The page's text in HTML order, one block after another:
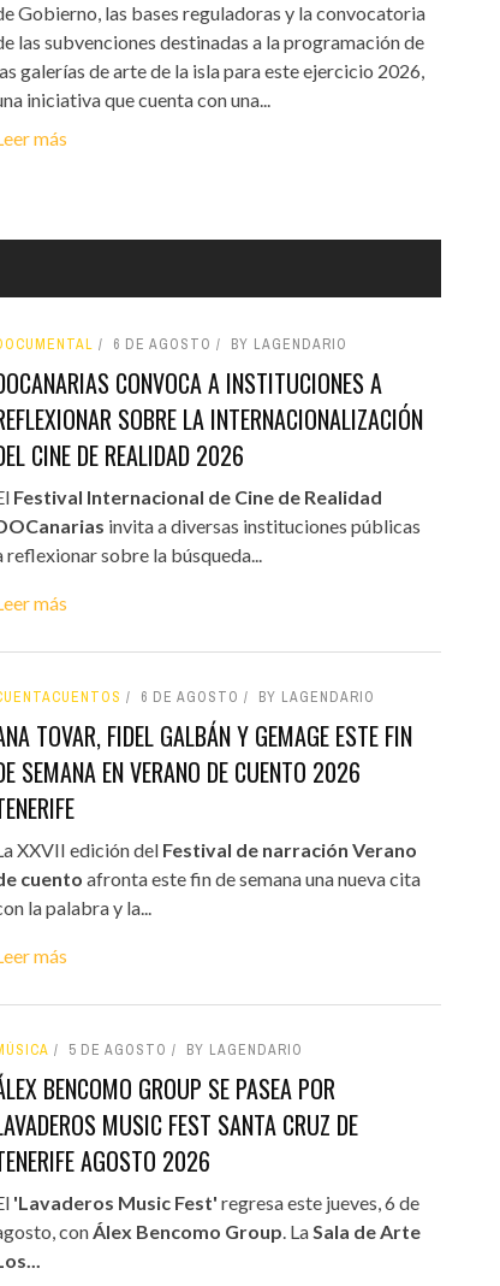
Gobierno, las bases reguladoras y la convocatoria
las subvenciones destinadas a la programación de
galerías de arte de la isla para este ejercicio 2026,
iniciativa que cuenta con una...
más
6 DE AGOSTO BY LAGENDARIO
CONVOCA A INSTITUCIONES A
SOBRE LA INTERNACIONALIZACIÓN
CINE DE REALIDAD 2026
Festival Internacional de Cine de Realidad
invita a diversas instituciones públicas
reflexionar sobre la búsqueda...
más
6 DE AGOSTO BY LAGENDARIO
TOVAR, FIDEL GALBÁN Y GEMAGE ESTE FIN
SEMANA EN VERANO DE CUENTO 2026
XXVII edición del Festival de narración Verano
cuento afronta este fin de semana una nueva cita
la palabra y la...
más
5 DE AGOSTO BY LAGENDARIO
BENCOMO GROUP SE PASEA POR
MUSIC FEST SANTA CRUZ DE
AGOSTO 2026
'Lavaderos Music Fest' regresa este jueves, 6 de
conÁlex Bencomo Group. LaSala de Arte